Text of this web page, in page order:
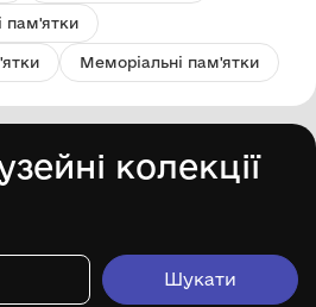
пам'ятки
Меморіальні пам'ятки
колекції